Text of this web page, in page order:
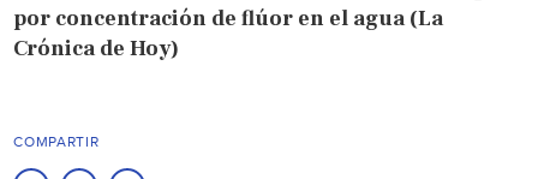
por concentración de flúor en el agua (La
Crónica de Hoy)
COMPARTIR